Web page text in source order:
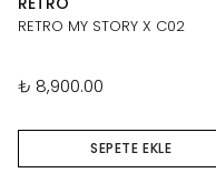
RETRO MY STORY X C02
₺ 8,900.00
SEPETE EKLE